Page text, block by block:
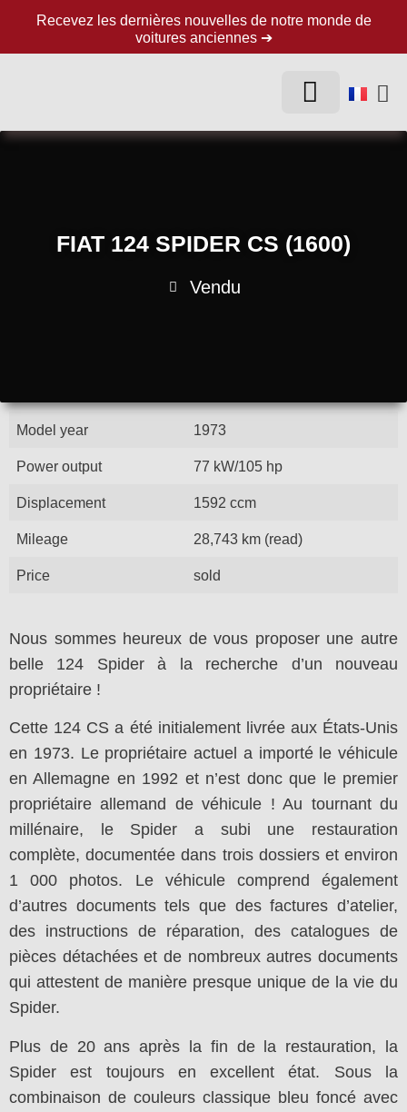
Recevez les dernières nouvelles de notre monde de
voitures anciennes ➔
FIAT 124 SPIDER CS (1600)
Vendu
Model year 1973
Power output 77 kW/105 hp
Displacement 1592 ccm
Mileage 28,743 km (read)
Price sold
Nous sommes heureux de vous proposer une autre
belle 124 Spider à la recherche d’un nouveau
propriétaire !
Cette 124 CS a été initialement livrée aux États-Unis
en 1973. Le propriétaire actuel a importé le véhicule
en Allemagne en 1992 et n’est donc que le premier
propriétaire allemand de véhicule ! Au tournant du
millénaire, le Spider a subi une restauration
complète, documentée dans trois dossiers et environ
1 000 photos. Le véhicule comprend également
d’autres documents tels que des factures d’atelier,
des instructions de réparation, des catalogues de
pièces détachées et de nombreux autres documents
qui attestent de manière presque unique de la vie du
Spider.
Plus de 20 ans après la fin de la restauration, la
Spider est toujours en excellent état. Sous la
combinaison de couleurs classique bleu foncé avec